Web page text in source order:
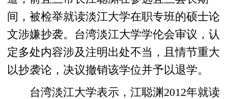
间，被检举就读淡江大学在职专班的硕士论
文涉嫌抄袭。台湾淡江大学学伦会审议，认
定多处内容涉及注明出处不当，且情节重大
以抄袭论，决议撤销该学位并予以退学。
台湾淡江大学表示，江聪渊2012年就读